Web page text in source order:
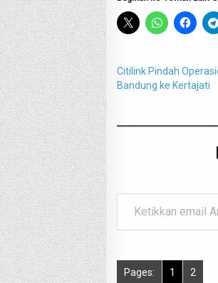
Citilink Pindah
Bandung ke Kertajati
Ketikkan email Anda...
Pages: 1 2